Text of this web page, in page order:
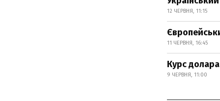
12 ЧЕРВНЯ, 11:15
11 ЧЕРВНЯ, 16:45
Курс
9 ЧЕРВНЯ, 11:00